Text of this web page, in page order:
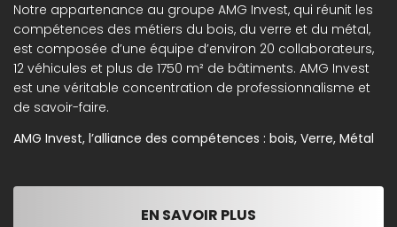
Notre appartenance au groupe AMG Invest, qui réunit les
compétences des métiers du bois, du verre et du métal,
est composée d’une équipe d’environ 20 collaborateurs,
12 véhicules et plus de 1750 m² de bâtiments. AMG Invest
est une véritable concentration de professionnalisme et
de savoir-faire.
AMG Invest, l’alliance des compétences : bois, Verre, Métal
EN SAVOIR PLUS